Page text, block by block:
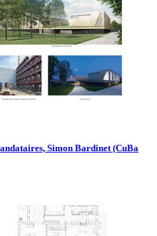
Simon Bardinet (CuBa